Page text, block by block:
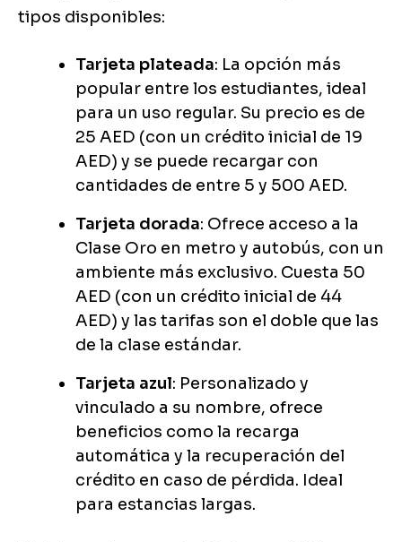
tipos disponibles:
Tarjeta plateada: La opción más
popular entre los estudiantes, ideal
para un uso regular. Su precio es de
25 AED (con un crédito inicial de 19
AED) y se puede recargar con
cantidades de entre 5 y 500 AED.
Tarjeta dorada: Ofrece acceso a la
Clase Oro en metro y autobús, con un
ambiente más exclusivo. Cuesta 50
AED (con un crédito inicial de 44
AED) y las tarifas son el doble que las
de la clase estándar.
Tarjeta azul: Personalizado y
vinculado a su nombre, ofrece
beneficios como la recarga
automática y la recuperación del
crédito en caso de pérdida. Ideal
para estancias largas.